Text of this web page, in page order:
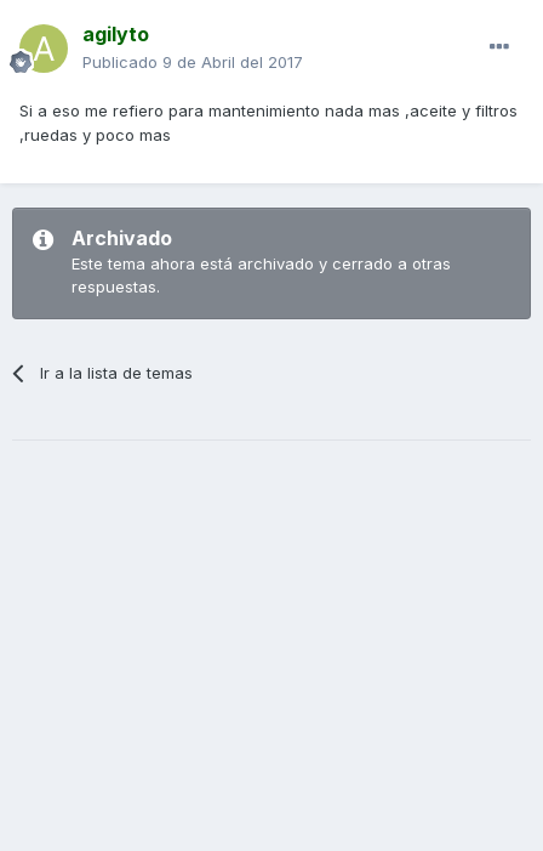
agilyto
Publicado 9 de Abril del 2017
Si a eso me refiero para mantenimiento nada mas ,aceite y filtros
,ruedas y poco mas
Archivado
Este tema ahora está archivado y cerrado a otras
respuestas.
Ir a la lista de temas